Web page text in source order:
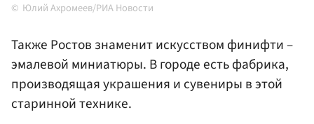
Юлий Ахромеев/РИА Новости
Также Ростов знаменит искусством финифти –
эмалевой миниатюры. В городе есть фабрика,
производящая украшения и сувениры в этой
старинной технике.